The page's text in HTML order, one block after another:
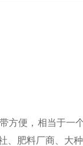
方便，相当于
、肥料厂商、大